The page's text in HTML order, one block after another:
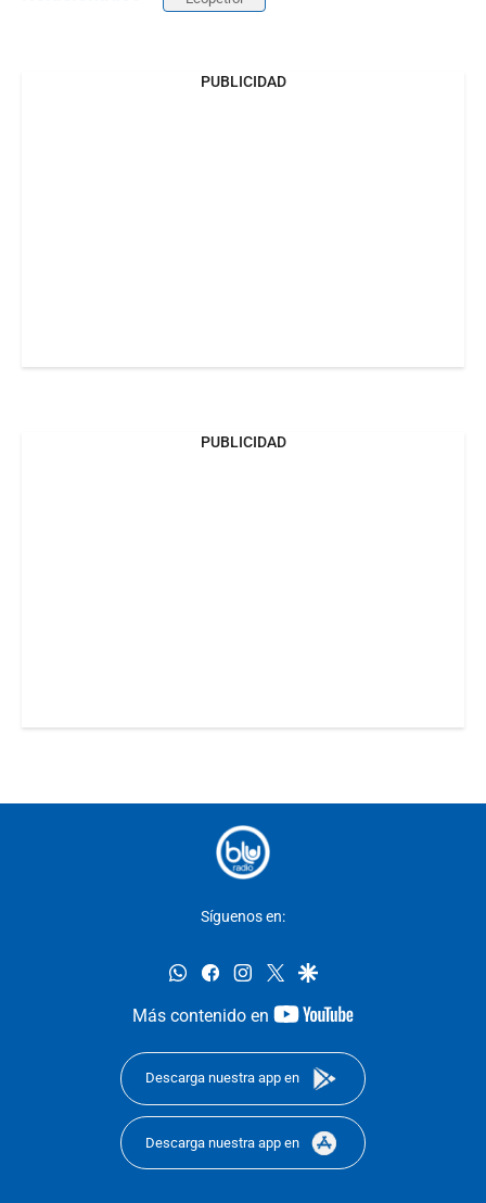
PUBLICIDAD
PUBLICIDAD
Síguenos en:
whatsappfacebookinstagram
twittergoogle
Más contenido en
youtube-
Descarga nuestra app en
Descarga nuestra app en